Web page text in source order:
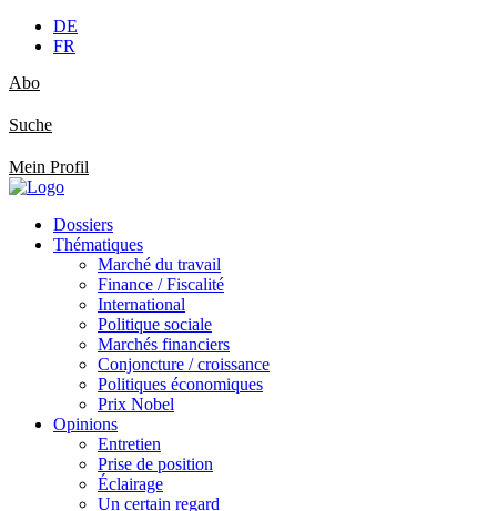
DE
FR
Abo
Suche
Mein Profil
Dossiers
Thématiques
Marché du travail
Finance / Fiscalité
International
Politique sociale
Marchés financiers
Conjoncture / croissance
Politiques économiques
Prix Nobel
Opinions
Entretien
Prise de position
Éclairage
Un certain regard